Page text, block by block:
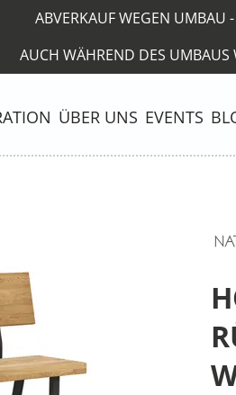
ABVERKAUF WEGEN UMBAU
AUCH WÄHREND DES UMBAUS
ÜBER UNS EVENTS